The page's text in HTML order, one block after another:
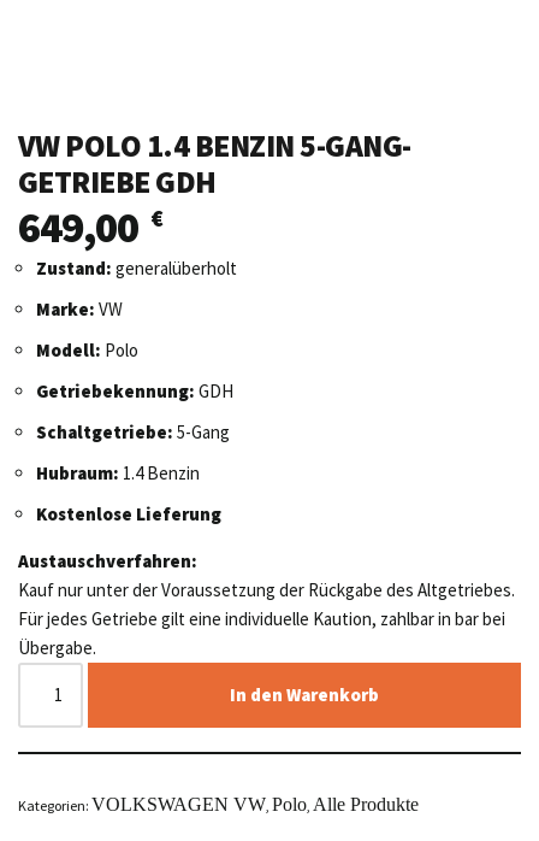
VW POLO 1.4 BENZIN 5-GANG-
GETRIEBE GDH
649,00 €
Zustand: generalüberholt
Marke: VW
Modell: Polo
Getriebekennung: GDH
Schaltgetriebe: 5-Gang
Hubraum: 1.4 Benzin
Kostenlose Lieferung
Austauschverfahren:
Kauf nur unter der Voraussetzung der Rückgabe des Altgetriebes.
Für jedes Getriebe gilt eine individuelle Kaution, zahlbar in bar bei
Übergabe.
In den Warenkorb
Kategorien: VOLKSWAGEN VW Polo Alle Produkte